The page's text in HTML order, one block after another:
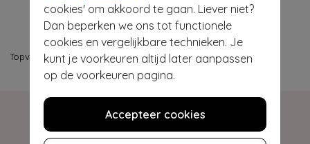
cookies' om akkoord te gaan. Liever niet?
Dan beperken we ons tot functionele
cookies en vergelijkbare technieken. Je
kunt je voorkeuren altijd later aanpassen
op de voorkeuren pagina.
Accepteer cookies
Topvintage> Beauty & Gifts